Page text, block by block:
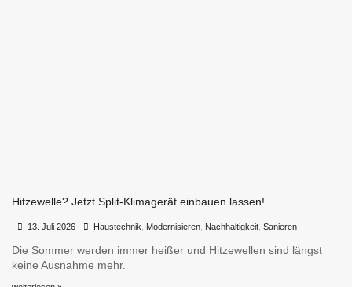
Hitzewelle? Jetzt Split-Klimagerät einbauen lassen!
13. Juli 2026 Haustechnik Modernisieren Nachhaltigkeit Sanieren
Die Sommer werden immer heißer und Hitzewellen sind längst
keine Ausnahme mehr.